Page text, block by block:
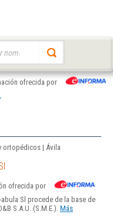
ofrecida por
ortopédicos | Ávila
ofrecida por
Sl procede de la base de
S.A.U. (S.M.E.). Más